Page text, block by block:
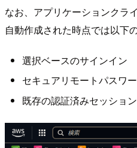
なお、アプリケーションクラ
自動作成された時点では以下
選択ベースのサインイン
セキュアリモートパスワ
既存の認証済みセッショ